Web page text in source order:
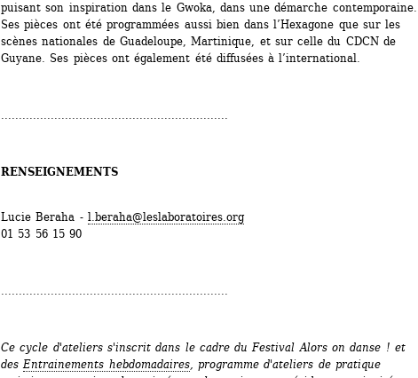
puisant son inspiration dans le Gwoka, dans une démarche contemporaine.
Ses pièces ont été programmées aussi bien dans l’Hexagone que sur les
scènes nationales de Guadeloupe, Martinique, et sur celle du CDCN de
Guyane. Ses pièces ont également été diffusées à l’international.
................................................................
RENSEIGNEMENTS
Lucie Beraha - l.beraha@leslaboratoires.org
01 53 56 15 90
................................................................
Ce cycle d'ateliers s'inscrit dans le cadre du Festival Alors on danse ! et
des Entrainements hebdomadaires, programme d'ateliers de pratique